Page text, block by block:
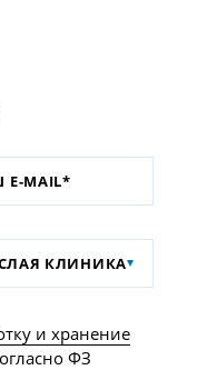
КЛИНИКА
и хранение
ФЗ